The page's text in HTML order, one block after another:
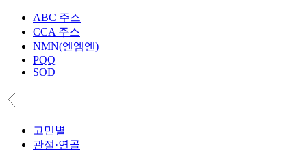
ABC 주스
CCA 주스
NMN(엔엠엔)
PQQ
SOD
고민별
관절·연골